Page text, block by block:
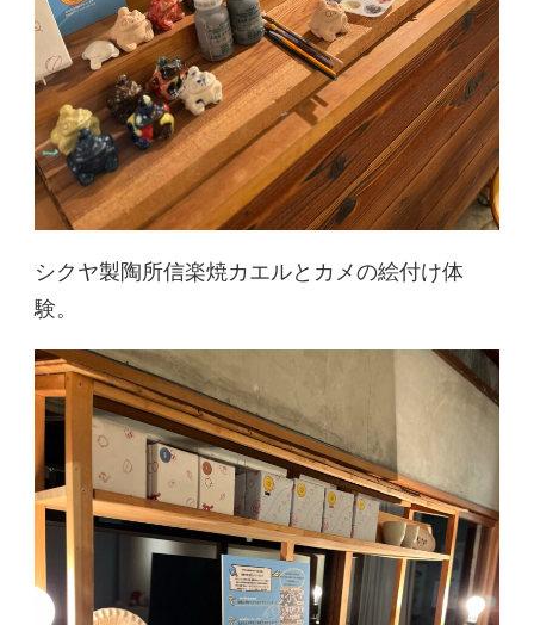
シクヤ製陶所信楽焼カエルとカメの絵付け体
験。